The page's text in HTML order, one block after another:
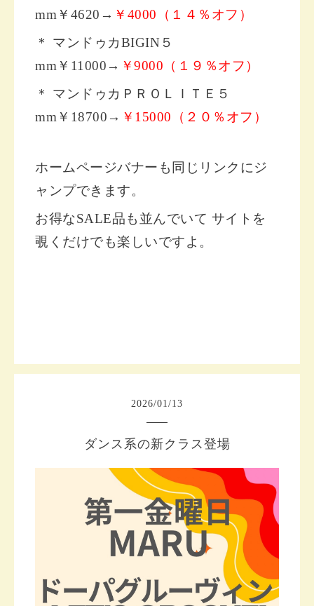
mm￥4620→ ￥4000（１４％オフ）
＊ マンドゥカBIGIN５
mm￥11000→ ￥9000（１９％オフ）
＊ マンドゥカＰＲＯＬＩＴＥ５
mm￥18700→ ￥15000（２０％オフ）
ホームページバナーも同じリンクにジ
ャンプできます。
お得なSALE品も並んでいて サイトを
覗くだけでも楽しいですよ。
2026/01/13
ダンス系の新クラス登場